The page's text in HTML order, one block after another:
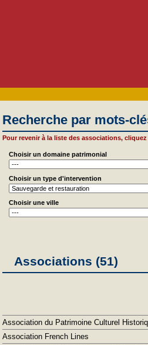
Recherche par mots-
Pour revenir à la liste des associations,
Choisir un domaine patrimonial
Choisir un type d'intervention
Choisir une ville
Associations (51)
Association du Patrimoine Culturel
Association French Lines